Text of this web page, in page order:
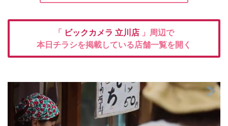
「 ビックカメラ 立川店 」周辺で
本日チラシを掲載している店舗一覧を開く